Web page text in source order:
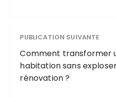
PUBLICATION SUIVANTE
Comment transformer
habitation sans
rénovation ?